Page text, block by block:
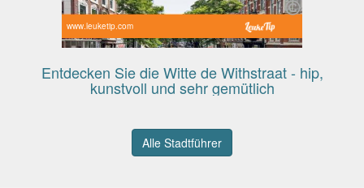
www.leuketip.com
Entdecken Sie die Witte de Withstraat - hip,
kunstvoll und sehr gemütlich
Alle Stadtführer